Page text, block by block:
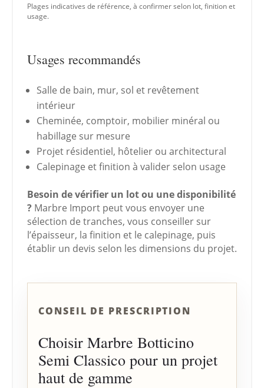
Plages indicatives de référence, à confirmer selon lot, finition et
usage.
Usages recommandés
Salle de bain, mur, sol et revêtement
intérieur
Cheminée, comptoir, mobilier minéral ou
habillage sur mesure
Projet résidentiel, hôtelier ou architectural
Calepinage et finition à valider selon usage
Besoin de vérifier un lot ou une disponibilité
? Marbre Import peut vous envoyer une
sélection de tranches, vous conseiller sur
l’épaisseur, la finition et le calepinage, puis
établir un devis selon les dimensions du projet.
CONSEIL DE PRESCRIPTION
Choisir Marbre Botticino
Semi Classico pour un projet
haut de gamme